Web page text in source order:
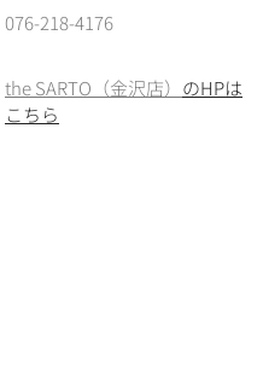
076-218-4176
the SARTO（金沢店） のHPは
こちら